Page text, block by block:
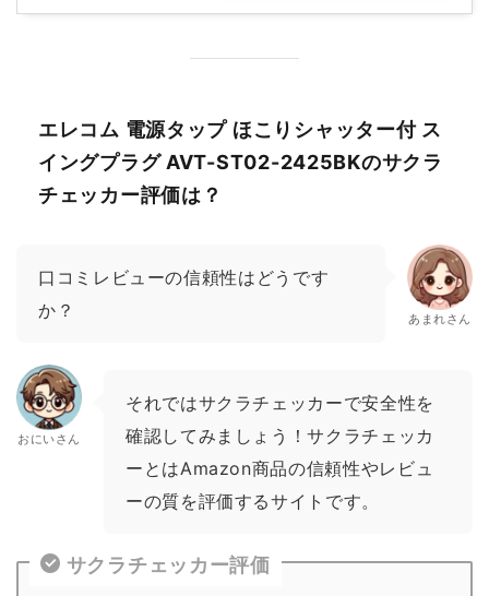
エレコム 電源タップ ほこりシャッター付 ス
イングプラグ AVT-ST02-2425BKのサクラ
チェッカー評価は？
口コミレビューの信頼性はどうです
か？
あまれさん
おにいさん
それではサクラチェッカーで安全性を
確認してみましょう！サクラチェッカ
ーとはAmazon商品の信頼性やレビュ
ーの質を評価するサイトです。
サクラチェッカー評価